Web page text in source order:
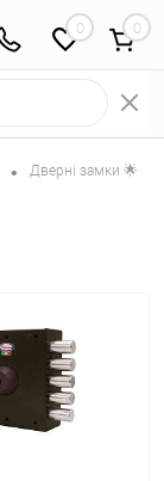
0
• Дверні замки 🌟